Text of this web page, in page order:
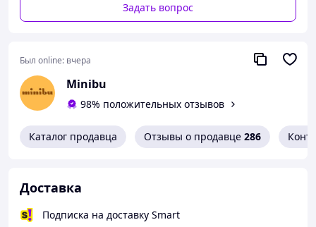
Задать вопрос
Был online: вчера
Minibu
98% положительных отзывов
Каталог продавца Отзывы о продавце 286
Доставка
Подписка на доставку Smart